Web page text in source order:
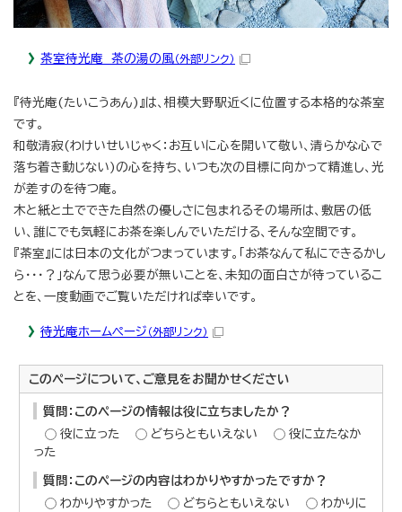
茶室待光庵 茶の湯の風（外部リンク）
『待光庵(たいこうあん)』は、相模大野駅近くに位置する本格的な茶室
です。
和敬清寂(わけいせいじゃく：お互いに心を開いて敬い、清らかな心で
落ち着き動じない)の心を持ち、いつも次の目標に向かって精進し、光
が差すのを待つ庵。
木と紙と土でできた自然の優しさに包まれるその場所は、敷居の低
い、誰にでも気軽にお茶を楽しんでいただける、そんな空間です。
『茶室』には日本の文化がつまっています。「お茶なんて私にできるかし
ら・・・？」なんて思う必要が無いことを、未知の面白さが待っているこ
とを、一度動画でご覧いただければ幸いです。
待光庵ホームページ （外部リンク）
このページについて、ご意見をお聞かせください
質問：このページの情報は役に立ちましたか？
役に立った
どちらともいえない
役に立たなか
った
質問：このページの内容はわかりやすかったですか？
わかりやすかった
どちらともいえない
わかりに